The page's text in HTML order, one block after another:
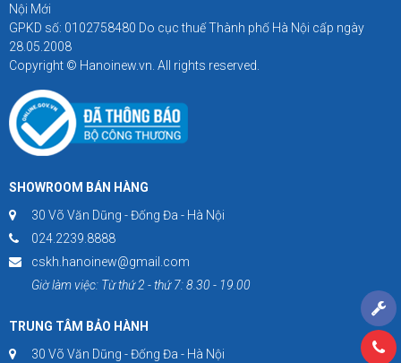
Nội Mới
GPKD số: 0102758480 Do cục thuế Thành phố Hà Nội cấp ngày
28.05.2008
Copyright © Hanoinew.vn. All rights reserved.
SHOWROOM BÁN HÀNG
30 Võ Văn Dũng - Đống Đa - Hà Nội
024.2239.8888
cskh.hanoinew@gmail.com
Giờ làm việc: Từ thứ 2 - thứ 7: 8.30 - 19.00
TRUNG TÂM BẢO HÀNH
30 Võ Văn Dũng - Đống Đa - Hà Nội